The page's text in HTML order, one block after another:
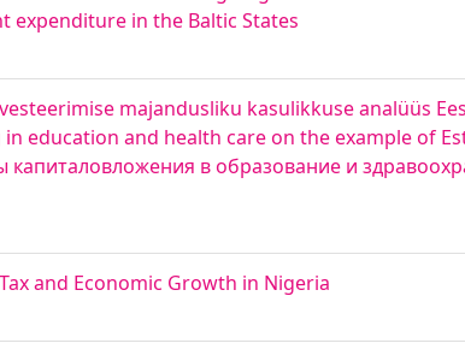
in the Baltic States
majandusliku kasulikkuse analüüs
education and health care on the example of
капиталовложения в образование и
and Economic Growth in Nigeria